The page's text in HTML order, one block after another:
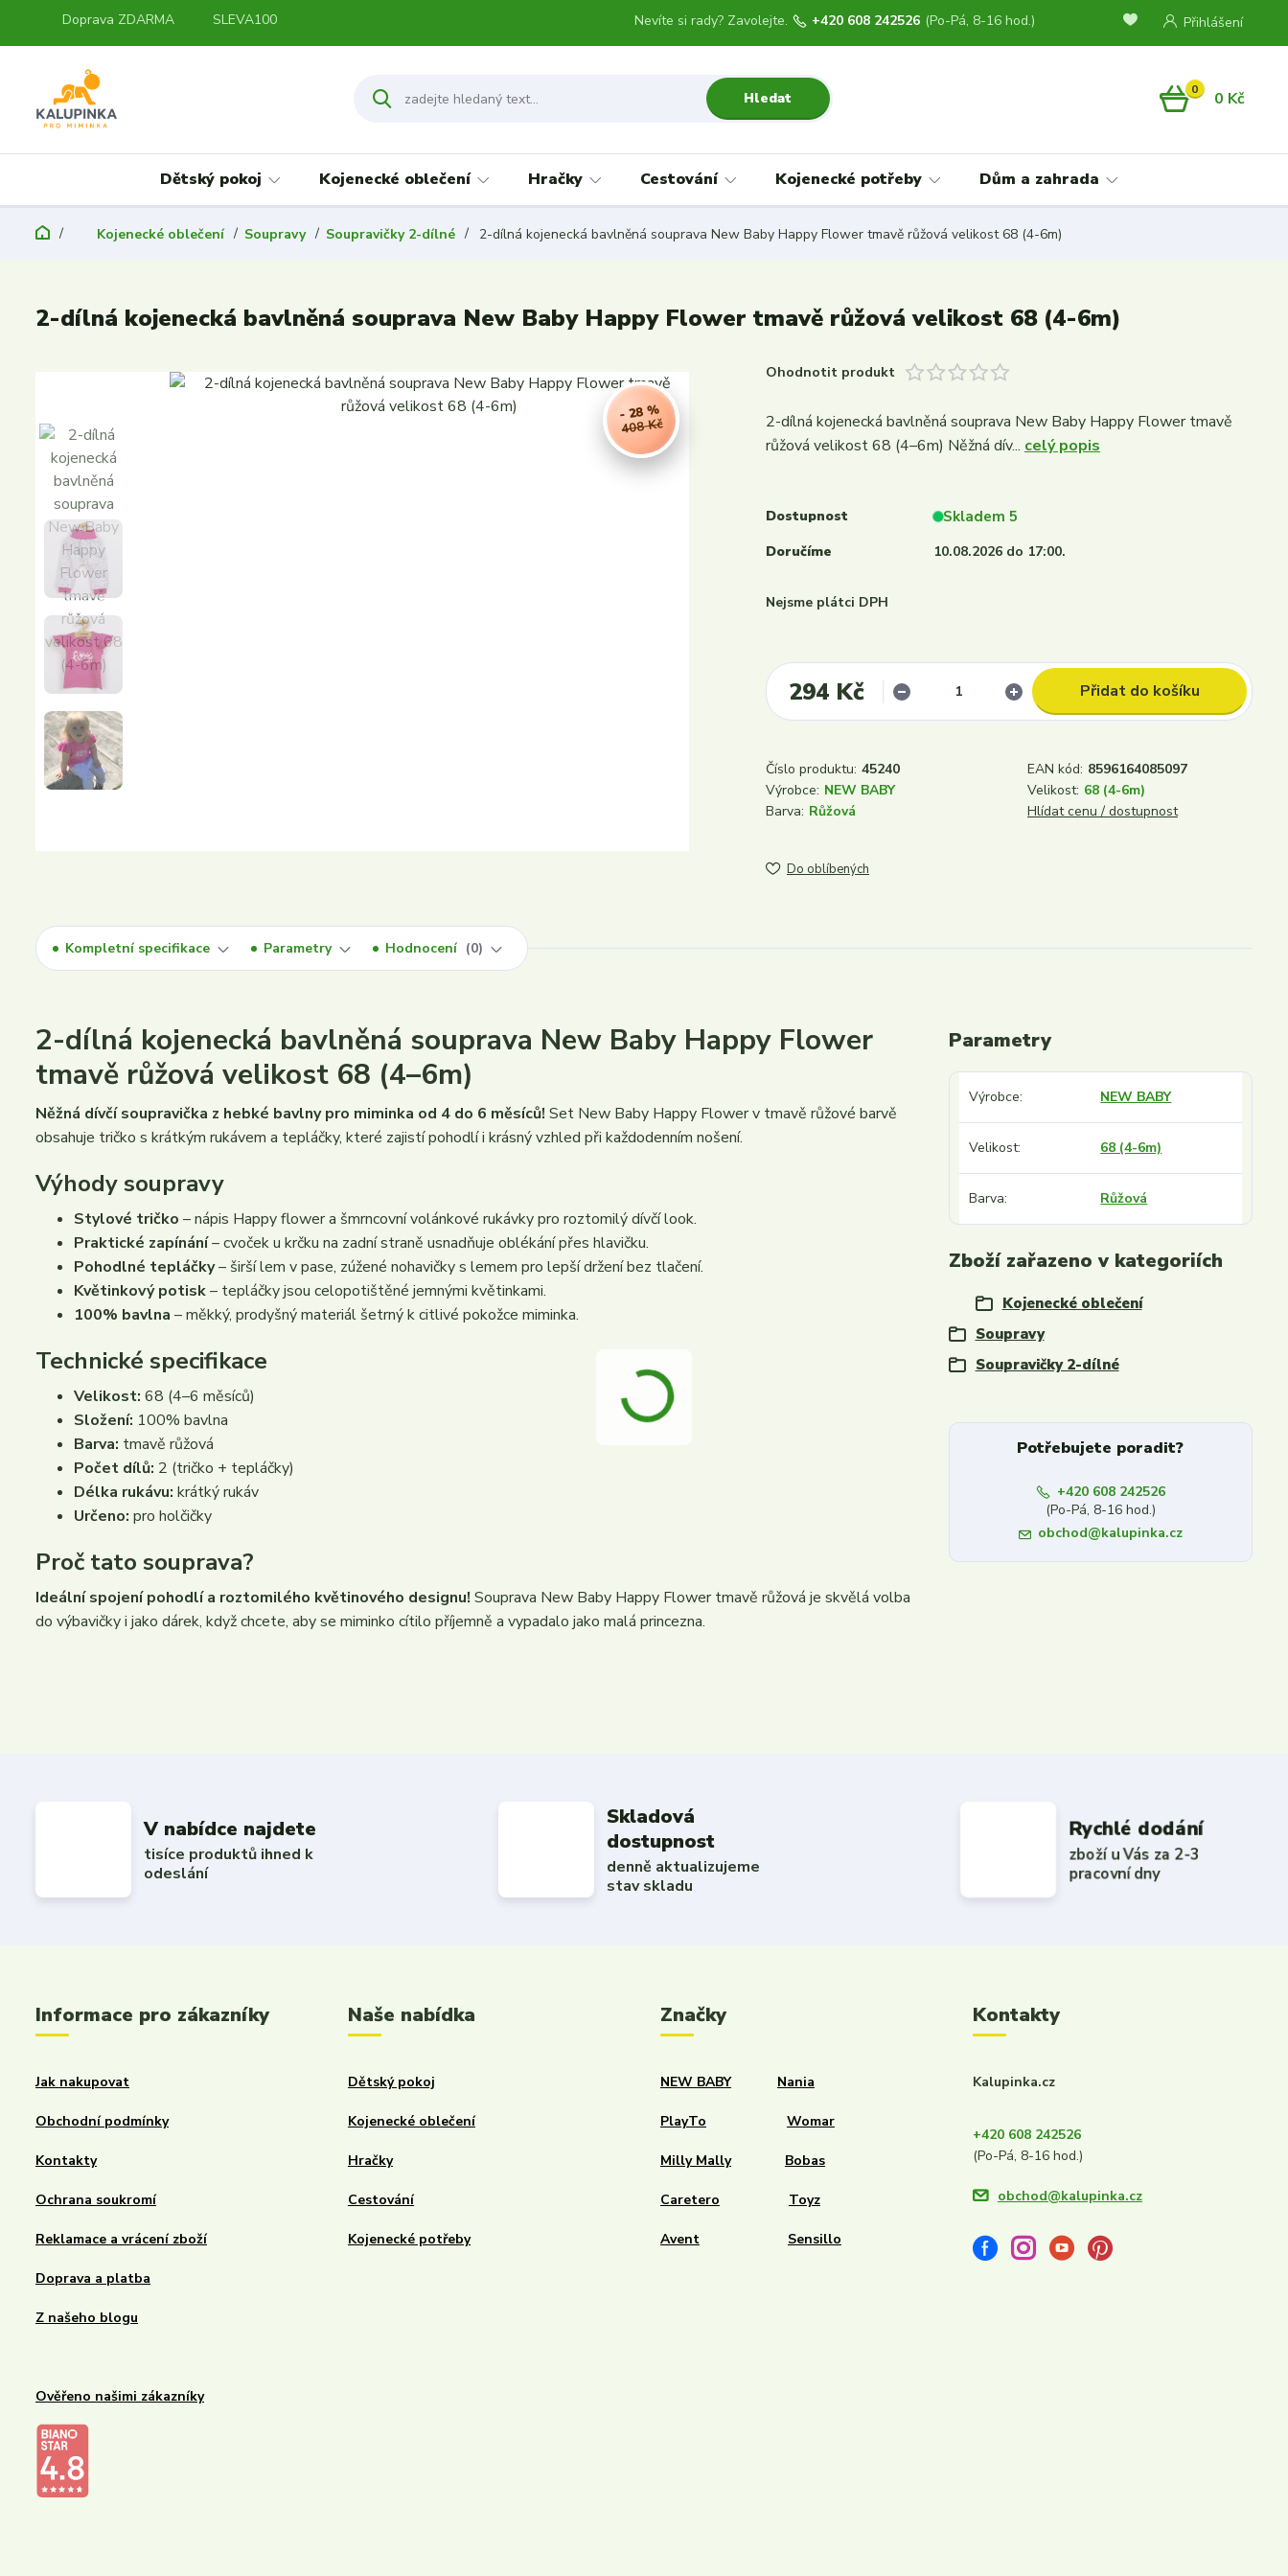
Doprava ZDARMA SLEVA100 Přihlášení
Hledat
Nevíte si rady? Zavolejte. +420 608 242526 (Po-Pá, 8-16 hod.)
0 0 Kč
Dětský pokoj Kojenecké oblečení Hračky Cestování Kojenecké potřeby Dům a zahrada
Kojenecké oblečení Soupravy Soupravičky 2-dílné 2-dílná kojenecká bavlněná souprava New Baby Happy Flower tmavě růžová velikost 68 (4-6m)
2-dílná kojenecká bavlněná souprava New Baby Happy Flower tmavě růžová velikost 68 (4-6m)
408 Kč
- 28 %
Ohodnotit produkt
2-dílná kojenecká bavlněná souprava New Baby Happy Flower tmavě
růžová velikost 68 (4–6m) Něžná dív... celý popis
Dostupnost Skladem 5
Doručíme 10.08.2026 do 17:00.
Nejsme plátci DPH
294 Kč Přidat do košíku
Číslo produktu: 45240 EAN kód: 8596164085097
Výrobce: NEW BABY Velikost: 68 (4-6m)
Barva: Růžová Hlídat cenu / dostupnost
Do oblíbených
Kompletní specifikace Parametry Hodnocení 0
2-dílná kojenecká bavlněná souprava New Baby Happy Flower
tmavě růžová velikost 68 (4–6m)
Něžná dívčí soupravička z hebké bavlny pro miminka od 4 do 6 měsíců! Set New Baby Happy Flower v tmavě růžové barvě
obsahuje tričko s krátkým rukávem a tepláčky, které zajistí pohodlí i krásný vzhled při každodenním nošení.
Výhody soupravy
Stylové tričko – nápis Happy flower a šmrncovní volánkové rukávky pro roztomilý dívčí look.
Praktické zapínání– cvoček u krčku na zadní straně usnadňuje oblékání přes hlavičku.
Pohodlné tepláčky– širší lem v pase, zúžené nohavičky s lemem pro lepší držení bez tlačení.
Květinkový potisk– tepláčky jsou celopotištěné jemnými květinkami.
100% bavlna – měkký, prodyšný materiál šetrný k citlivé pokožce miminka.
Technické specifikace
Velikost: 68 (4–6 měsíců)
Složení: 100% bavlna
Barva: tmavě růžová
Počet dílů: 2 (tričko + tepláčky)
Délka rukávu: krátký rukáv
Určeno: pro holčičky
Proč tato souprava?
Ideální spojení pohodlí a roztomilého květinového designu! Souprava New Baby Happy Flower tmavě růžová je skvělá volba
do výbavičky i jako dárek, když chcete, aby se miminko cítilo příjemně a vypadalo jako malá princezna.
Parametry
Výrobce NEW BABY
Velikost 68 (4-6m)
Barva Růžová
Zboží zařazeno v kategoriích
Kojenecké oblečení
Soupravy
Soupravičky 2-dílné
Potřebujete poradit?
+420 608 242526
(Po-Pá, 8-16 hod.)
obchod@kalupinka.cz
V nabídce najdete
tisíce produktů ihned k
odeslání
Skladová
dostupnost
denně aktualizujeme
stav skladu
Rychlé dodání
zboží u Vás za 2-3
pracovní dny
Informace pro zákazníky
Jak nakupovat
Obchodní podmínky
Kontakty
Ochrana soukromí
Reklamace a vrácení zboží
Doprava a platba
Z našeho blogu
Ověřeno našimi zákazníky
Naše nabídka
Dětský pokoj
Kojenecké oblečení
Hračky
Cestování
Kojenecké potřeby
Značky
NEW BABY Nania
PlayTo Womar
Milly Mally Bobas
Caretero Toyz
Avent Sensillo
Kontakty
Kalupinka.cz
+420 608 242526
(Po-Pá, 8-16 hod.)
obchod@kalupinka.cz